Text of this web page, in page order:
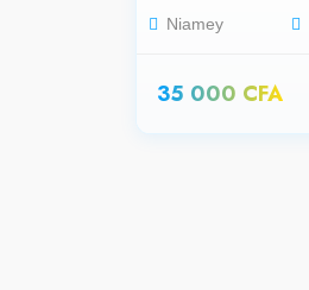
Niamey
35 000 CFA